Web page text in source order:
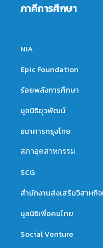
ภาคีการศึกษา
NIA
Epic Foundation
ร้อยพลังการศึกษา
มูลนิธิยุวพัฒน์
ธนาคารกรุงไทย
สภาอุตสาหกรรม
SCG
สำนักงานส่งเสริมวิสาหกิ
มูลนิธิเพื่อคนไทย
Social Venture